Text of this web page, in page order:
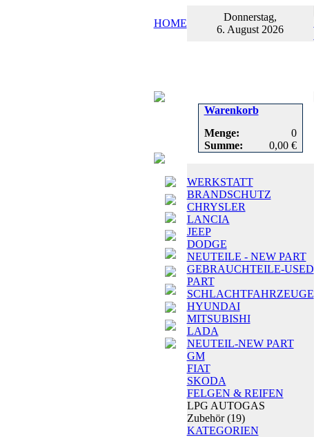
HOME
Donnerstag,
6. August 2026
Warenkorb
Menge:
0
Summe:
0,00 €
WERKSTATT
BRANDSCHUTZ
CHRYSLER
LANCIA
JEEP
DODGE
NEUTEILE - NEW PART
GEBRAUCHTEILE-USED
PART
SCHLACHTFAHRZEUGE
HYUNDAI
MITSUBISHI
LADA
NEUTEIL-NEW PART
GM
FIAT
SKODA
FELGEN & REIFEN
LPG AUTOGAS
Zubehör(19)
KATEGORIEN